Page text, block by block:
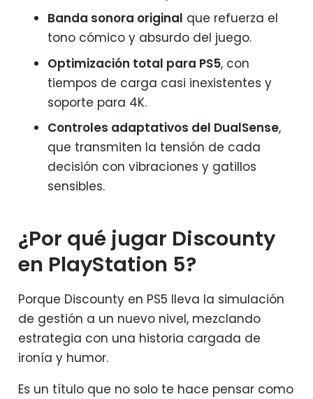
Banda sonora original que refuerza el
tono cómico y absurdo del juego.
Optimización total para PS5, con
tiempos de carga casi inexistentes y
soporte para 4K.
Controles adaptativos del DualSense,
que transmiten la tensión de cada
decisión con vibraciones y gatillos
sensibles.
¿Por qué jugar Discounty
en PlayStation 5?
Porque Discounty en PS5 lleva la simulación
de gestión a un nuevo nivel, mezclando
estrategia con una historia cargada de
ironía y humor.
Es un título que no solo te hace pensar como